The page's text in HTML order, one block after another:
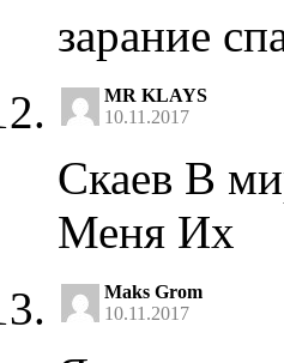
зарание
MR KLAYS
10.11.2017
Скаев В
Меня Их
Maks Grom
10.11.2017